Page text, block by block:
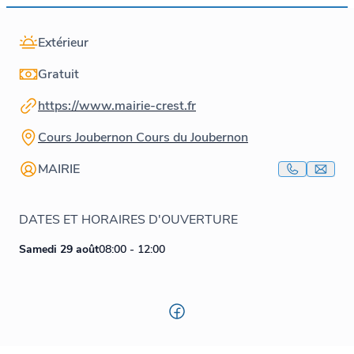
Extérieur
Gratuit
https://www.mairie-crest.fr
Cours Joubernon Cours du Joubernon
MAIRIE
DATES ET HORAIRES D'OUVERTURE
Samedi 29 août08:00 - 12:00